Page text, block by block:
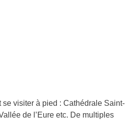
visiter à pied : Cathédrale Saint-
de l’Eure etc. De multiples